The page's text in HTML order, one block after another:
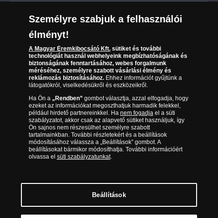
Reklamáció
Visszaküldés
Elállási űrlap
Karrier
Sütik (cookies) használata
Süti (cookies)Beállítások
Társaságunkról
Az érmék és érmek ára és értéke
Gyakran ismételt kérdések
Adatkezelés
06 80 888 889
(díjmentesen hívható hétfőtől csütörtökig 9.00 és 17.00
óra között, péntekenként 9.00 és 15.00 óra között)
Magyar Éremkibocsátó Kft. 1134 Budapest, Váci út 33. Cégjegyzékszám: 01-09-
Személyre szabjuk a felhasználói
élményt!
A Magyar Éremkibocsátó Kft.sütiket és további
technológiát használ webhelyeink megbízhatóságának és
biztonságának fenntartásához, webes forgalmunk
méréséhez, személyre szabott vásárlási élmény és
reklámozás biztosításához.Ehhez információt gyűjtünk a
látogatókról, viselkedésükről és eszközeikről.
Ha Ön a „Rendben”gombot választja, azzal elfogadja, hogy
ezeket az információkat megoszthatjuk harmadik felekkel,
például hirdető partnereinkkel. Ha nem fogadjael a süti
szabályzatot, akkor csak az alapvető sütiket használjuk, így
Ön sajnos nem részesülhet személyre szabott
tartalmainkban. További részletekért és a beállítások
módosításához válassza a „Beállítások” gombot. A
beállításokat bármikor módosíthatja. További információért
olvassa el süti szabályzatunkat.
Beállítások